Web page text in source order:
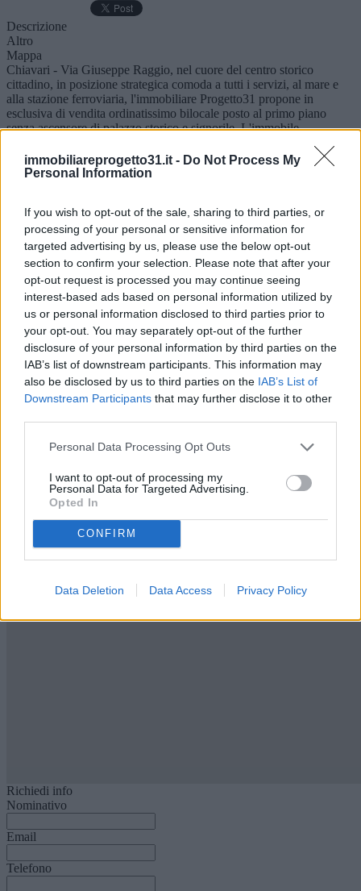
immobiliareprogetto31.it - Do Not Process My
Personal Information
If you wish to opt-out of the sale, sharing to third parties, or
processing of your personal or sensitive information for
targeted advertising by us, please use the below opt-out
section to confirm your selection. Please note that after your
opt-out request is processed you may continue seeing
interest-based ads based on personal information utilized by
us or personal information disclosed to third parties prior to
your opt-out. You may separately opt-out of the further
disclosure of your personal information by third parties on the
IAB’s list of downstream participants. This information may
also be disclosed by us to third parties on the IAB’s List of
Downstream Participants that may further disclose it to other
Personal Data Processing Opt Outs
I want to opt-out of processing my
Personal Data for Targeted Advertising.
Opted In
CONFIRM
Data Deletion Data Access Privacy Policy
Descrizione
Altro
Mappa
Chiavari - Via Giuseppe Raggio, nel cuore del centro storico
cittadino, in posizione strategica comoda a tutti i servizi, al mare e
alla stazione ferroviaria, l'immobiliare Progetto31 propone in
esclusiva di vendita ordinatissimo bilocale posto al primo piano
senza ascensore di palazzo storico e signorile. L'immobile,
cucina a vista, camera da letto matrimoniale con bagno en suite.
Riscaldamento autonomo con esigue spese condominiali. Proposta
1° Piano
Anno
1900
Disponibilità
Camere
Servizi
Condizioni
In perfetto stato
Riscaldamento
Autonomo
Condominio (mese)
Doppi vetri
Porta blindata
Richiedi info
Nominativo
Email
Telefono